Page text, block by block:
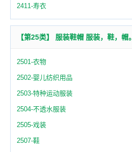
2411-寿衣
【第25类】 服装鞋帽 服装，鞋，帽。
2501-衣物
2502-婴儿纺织用品
2503-特种运动服装
2504-不透水服装
2505-戏装
2507-鞋